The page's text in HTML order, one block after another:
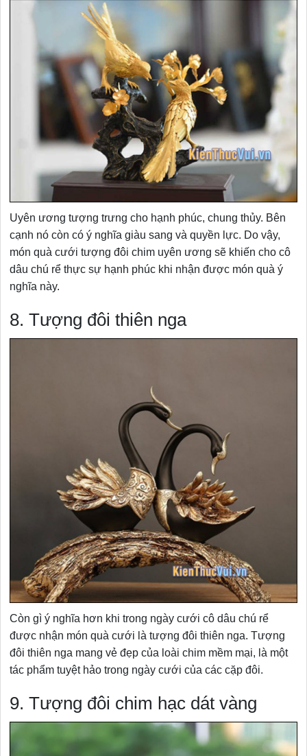
Uyên ương tượng trưng cho hạnh phúc, chung thủy. Bên
cạnh nó còn có ý nghĩa giàu sang và quyền lực. Do vậy,
món quà cưới tượng đôi chim uyên ương sẽ khiến cho cô
dâu chú rể thực sự hạnh phúc khi nhận được món quà ý
nghĩa này.
8. Tượng đôi thiên nga
Còn gì ý nghĩa hơn khi trong ngày cưới cô dâu chú rể
được nhận món quà cưới là tượng đôi thiên nga. Tượng
đôi thiên nga mang vẻ đẹp của loài chim mềm mại, là một
tác phẩm tuyệt hảo trong ngày cưới của các cặp đôi.
9. Tượng đôi chim hạc dát vàng